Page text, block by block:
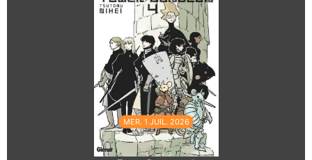
MER. 1 JUIL. 2026